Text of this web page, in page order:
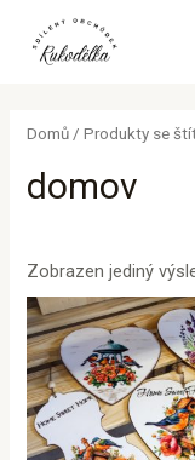
Přeskočit
Domů / Produkty se
domov
Zobrazen jediný